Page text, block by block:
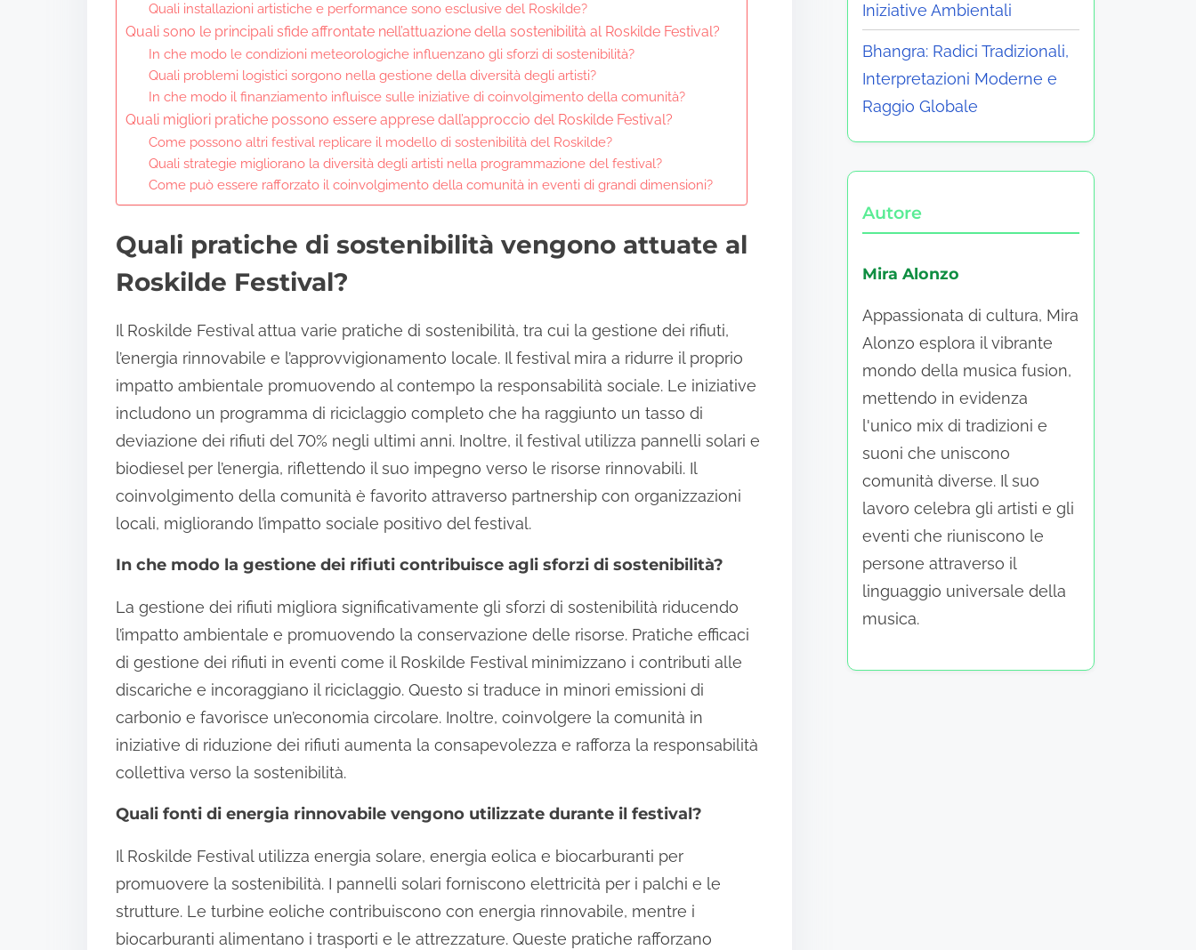
Quali installazioni artistiche e performance sono esclusive del Roskilde?
Quali sono le principali sfide affrontate nell’attuazione della sostenibilità al Roskilde Festival?
In che modo le condizioni meteorologiche influenzano gli sforzi di sostenibilità?
Quali problemi logistici sorgono nella gestione della diversità degli artisti?
In che modo il finanziamento influisce sulle iniziative di coinvolgimento della comunità?
Quali migliori pratiche possono essere apprese dall’approccio del Roskilde Festival?
Come possono altri festival replicare il modello di sostenibilità del Roskilde?
Quali strategie migliorano la diversità degli artisti nella programmazione del festival?
Come può essere rafforzato il coinvolgimento della comunità in eventi di grandi dimensioni?
Quali pratiche di sostenibilità vengono attuate al
Roskilde Festival?
Il Roskilde Festival attua varie pratiche di sostenibilità, tra cui la gestione dei rifiuti,
l’energia rinnovabile e l’approvvigionamento locale. Il festival mira a ridurre il proprio
impatto ambientale promuovendo al contempo la responsabilità sociale. Le iniziative
includono un programma di riciclaggio completo che ha raggiunto un tasso di
deviazione dei rifiuti del 70% negli ultimi anni. Inoltre, il festival utilizza pannelli solari e
biodiesel per l’energia, riflettendo il suo impegno verso le risorse rinnovabili. Il
coinvolgimento della comunità è favorito attraverso partnership con organizzazioni
locali, migliorando l’impatto sociale positivo del festival.
In che modo la gestione dei rifiuti contribuisce agli sforzi di sostenibilità?
La gestione dei rifiuti migliora significativamente gli sforzi di sostenibilità riducendo
l’impatto ambientale e promuovendo la conservazione delle risorse. Pratiche efficaci
di gestione dei rifiuti in eventi come il Roskilde Festival minimizzano i contributi alle
discariche e incoraggiano il riciclaggio. Questo si traduce in minori emissioni di
carbonio e favorisce un’economia circolare. Inoltre, coinvolgere la comunità in
iniziative di riduzione dei rifiuti aumenta la consapevolezza e rafforza la responsabilità
collettiva verso la sostenibilità.
Quali fonti di energia rinnovabile vengono utilizzate durante il festival?
Il Roskilde Festival utilizza energia solare, energia eolica e biocarburanti per
promuovere la sostenibilità. I pannelli solari forniscono elettricità per i palchi e le
strutture. Le turbine eoliche contribuiscono con energia rinnovabile, mentre i
biocarburanti alimentano i trasporti e le attrezzature. Queste pratiche rafforzano
Iniziative Ambientali
Bhangra: Radici Tradizionali,
Interpretazioni Moderne e
Raggio Globale
Autore
Mira Alonzo
Appassionata di cultura, Mira
Alonzo esplora il vibrante
mondo della musica fusion,
mettendo in evidenza
l'unico mix di tradizioni e
suoni che uniscono
comunità diverse. Il suo
lavoro celebra gli artisti e gli
eventi che riuniscono le
persone attraverso il
linguaggio universale della
musica.